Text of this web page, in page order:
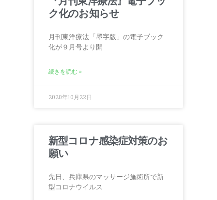
ク化のお知らせ
月刊東洋療法「墨字版」の電子ブック
化が９月号より開
続きを読む »
2020年10月22日
新型コロナ感染症対策のお
願い
先日、兵庫県のマッサージ施術所で新
型コロナウイルス